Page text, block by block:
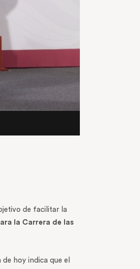
de facilitar la
la Carrera de las
hoy indica que el